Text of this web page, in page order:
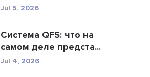
Jul 5, 2026
Система QFS: что на
самом деле предста...
Jul 4, 2026